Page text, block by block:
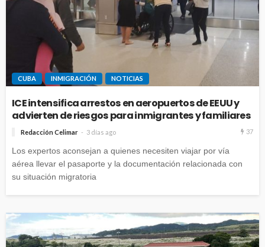
CUBA INMIGRACIÓN NOTICIAS
ICE intensifica arrestos en aeropuertos de EEUU y
advierten de riesgos para inmigrantes y familiares
Redacción Celimar 3 días ago 37
Los expertos aconsejan a quienes necesiten viajar por vía
aérea llevar el pasaporte y la documentación relacionada con
su situación migratoria